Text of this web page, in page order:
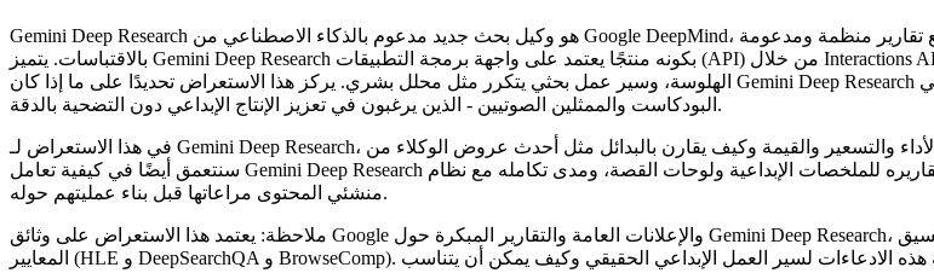
Gemini Deep Research هو وكيل بحث جديد مدعوم بالذكاء الاصطناعي من Google DeepMind، تم تصميمه لاستكشاف الويب وملفاتك بشكل مستقل، وتقييم المصادر، وتجميع تقارير منظمة ومدعومة
بالاقتباسات. يتميز Gemini Deep Research بكونه منتجًا يعتمد على واجهة برمجة التطبيقات (API) من خلال Interactions API ومدعومًا بنموذج Gemini 3 Pro، ويعد بمستوى أعلى من الدقة الواقعية، وتقليل
الهلوسة، وسير عمل بحثي يتكرر مثل محلل بشري. يركز هذا الاستعراض تحديدًا على ما إذا كان Gemini Deep Research يحدث فرقًا ذا مغزى لمنشئي المحتوى - منتجي الفيديو والمصممين والكتاب ومنتجي
البودكاست والممثلين الصوتيين - الذين يرغبون في تعزيز الإنتاج الإبداعي دون التضحية بالدقة.
في هذا الاستعراض لـ Gemini Deep Research، سنغطي الانطباعات الأولى والإعداد والميزات الأساسية والأداء والتسعير والقيمة وكيف يقارن بالبدائل مثل أحدث عروض الوكلاء من OpenAI و Claude و Perplexity.
سنتعمق أيضًا في كيفية تعامل Gemini Deep Research مع الاقتباسات، ومدى قابلية توجيه تقاريره للملخصات الإبداعية ولوحات القصة، ومدى تكامله مع نظام Google البيئي، والمقايضات العملية التي يجب على
منشئي المحتوى مراعاتها قبل بناء عمليتهم حوله.
ملاحظة: يعتمد هذا الاستعراض على وثائق Google والإعلانات العامة والتقارير المبكرة حول Gemini Deep Research، بما في ذلك الادعاءات المتعلقة بتقليل الهلوسة والمخرجات المنظمة بتنسيق JSON وأداء